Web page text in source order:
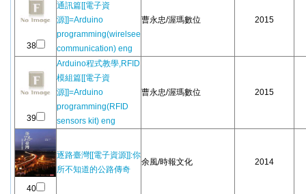
38
通訊篇[[電子資
源]]=Arduino
programming(wirelsee
communication) eng
曹永忠/渥瑪數位 2015
39
Arduino程式教學,RFID
模組篇[[電子資
源]]=Arduino
programming(RFID
sensors kit) eng
曹永忠/渥瑪數位 2015
40
逐路臺灣[[電子資源]]:你
所不知道的公路傳奇
余風/時報文化 2014